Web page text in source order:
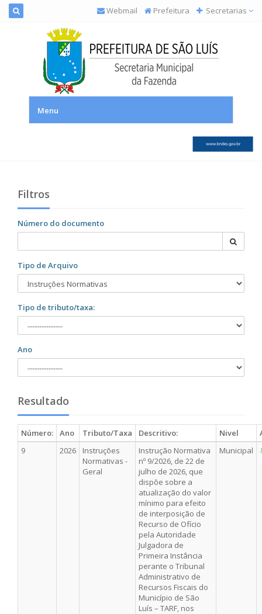
Webmail Prefeitura Secretarias
Menu
Filtros
Número do documento
Tipo de Arquivo
Tipo de tributo/taxa:
Ano
Resultado
Número: Ano Tributo/Taxa Descritivo: Nivel
9
2026
Instruções
Normativas -
Geral
Instrução Normativa
nº 9/2026, de 22 de
julho de 2026, que
dispõe sobre a
atualização do valor
mínimo para efeito
de interposição de
Recurso de Ofício
pela Autoridade
Julgadora de
Primeira Instância
perante o Tribunal
Administrativo de
Recursos Fiscais do
Município de São
Luís – TARF, nos
Municipal